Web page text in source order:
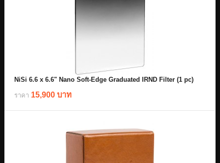
NiSi 6.6 x 6.6" Nano Soft-Edge Graduated IRND Filter (1 pc)
ราคา 15,900 บาท